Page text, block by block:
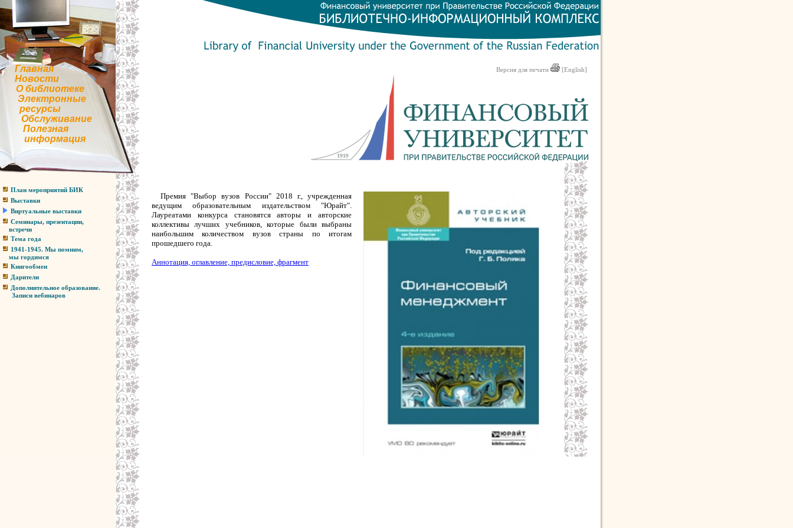
Главная
Новости
О библиотеке
Электронные
ресурсы
Обслуживание
Полезная
информация
План мероприятий БИК
Выставки
Виртуальные выставки
Семинары, презентации,
встречи
Тема года
1941-1945. Мы помним,
мы гордимся
Книгообмен
Дарители
Дополнительное образование.
Записи вебинаров
Версия для печати [English]
Премия "Выбор вузов России" 2018 г., учрежденная
ведущим образовательным издательством "Юрайт".
Лауреатами конкурса становятся авторы и авторские
коллективы лучших учебников, которые были выбраны
наибольшим количеством вузов страны по итогам
прошедшего года.
Аннотация, оглавление, предисловие, фрагмент